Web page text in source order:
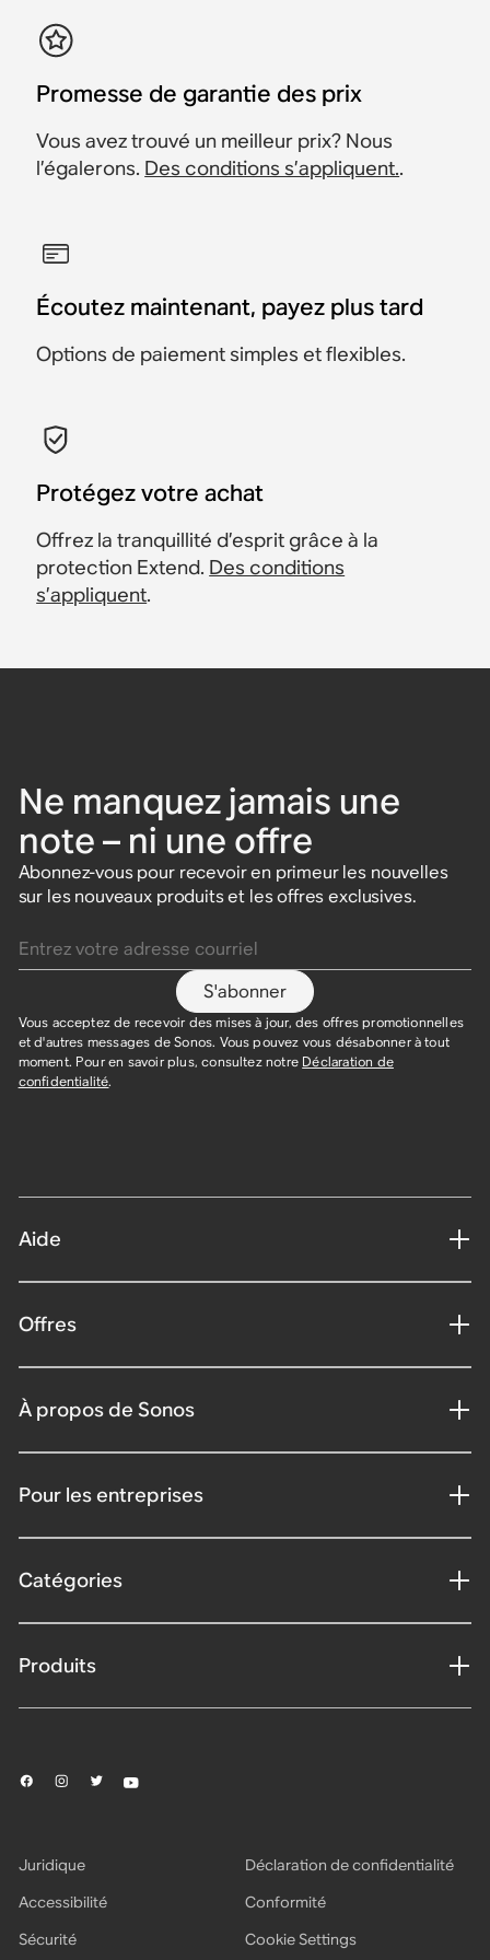
Promesse de garantie des prix
Vous avez trouvé un meilleur prix? Nous
l’égalerons. Des conditions s’appliquent..
Écoutez maintenant, payez plus tard
Options de paiement simples et flexibles.
Protégez votre achat
Offrez la tranquillité d’esprit grâce à la
protection Extend. Des conditions
s’appliquent.
Ne manquez jamais une
note – ni une offre
Abonnez-vous pour recevoir en primeur les nouvelles
sur les nouveaux produits et les offres exclusives.
S'abonner
Vous acceptez de recevoir des mises à jour, des offres promotionnelles
et d'autres messages de Sonos. Vous pouvez vous désabonner à tout
moment. Pour en savoir plus, consultez notre Déclaration de
confidentialité.
Aide
Offres
À propos de Sonos
Pour les entreprises
Catégories
Produits
Juridique
Déclaration de confidentialité
Accessibilité
Conformité
Sécurité
Cookie Settings